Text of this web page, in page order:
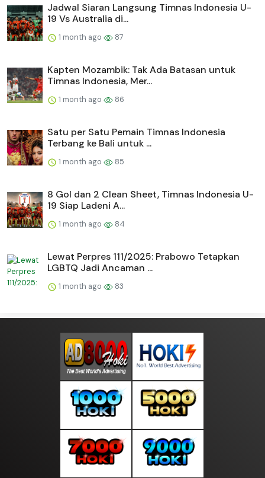
Jadwal Siaran Langsung Timnas Indonesia U-
19 Vs Australia di...
1 month ago 87
Kapten Mozambik: Tak Ada Batasan untuk
Timnas Indonesia, Mer...
1 month ago 86
Satu per Satu Pemain Timnas Indonesia
Terbang ke Bali untuk ...
1 month ago 85
8 Gol dan 2 Clean Sheet, Timnas Indonesia U-
19 Siap Ladeni A...
1 month ago 84
Lewat Perpres 111/2025: Prabowo Tetapkan
LGBTQ Jadi Ancaman ...
1 month ago 83